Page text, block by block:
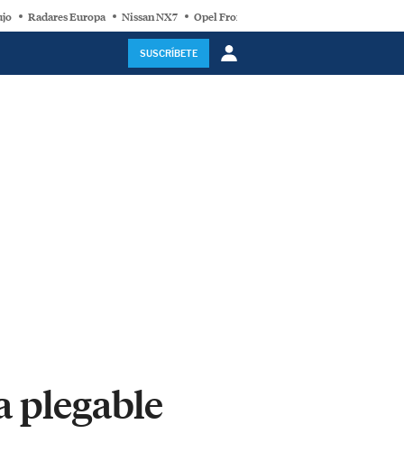
Radares Europa Nissan NX7 Opel Frontera Electric
SUSCRÍBETE
plegable